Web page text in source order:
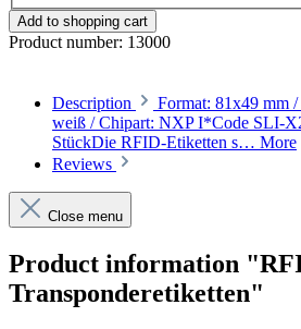
Add to shopping cart
Product number: 13000
Description
Format: 81x49 mm
weiß / Chipart: NXP I*Code SLI-
StückDie RFID-Etiketten s… More
Reviews
Close menu
Product information
Transponderetiketten"